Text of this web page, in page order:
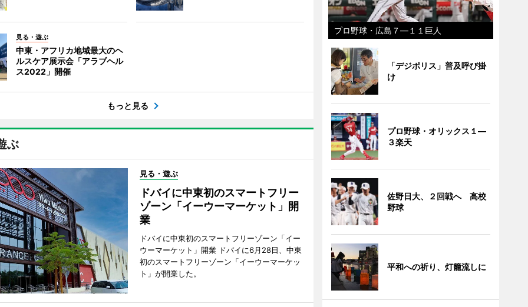
見る・遊ぶ
中東・アフリカ地域最大のヘ
ルスケア展示会「アラブヘル
ス2022」開催
もっと見る
ぶ
見る・遊ぶ
ドバイに中東初のスマートフリー
ゾーン「イーウーマーケット」開
業
ドバイに中東初のスマートフリーゾーン「イー
ウーマーケット」開業 ドバイに6月28日、中東
初のスマートフリーゾーン「イーウーマーケッ
ト」が開業した。
プロ野球・広島７―１１巨人
「デジポリス」普及呼び掛
け
プロ野球・オリックス１―
３楽天
佐野日大、２回戦へ 高校
野球
平和への祈り、灯籠流しに